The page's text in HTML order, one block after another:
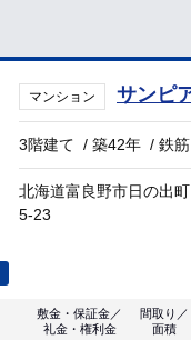
マンション サンピ
3階建て /築42年 /鉄
北海道富良野市日の出町
5-23
敷金・保証金／
礼金・権利金
間取り／
面積